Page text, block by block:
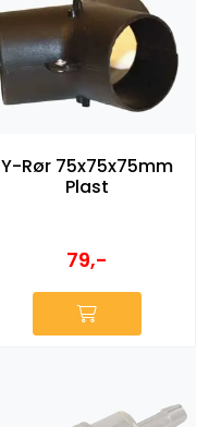
Y-Rør 75x75x75mm
Plast
79,-